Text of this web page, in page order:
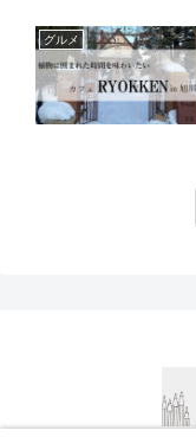
グルメ